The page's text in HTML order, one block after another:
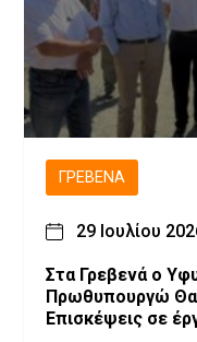
ΓΡΕΒΕΝΆ
29 Ιουλίου
Στα Γρεβενά ο
Πρωθυπουργώ
Επισκέψεις σε